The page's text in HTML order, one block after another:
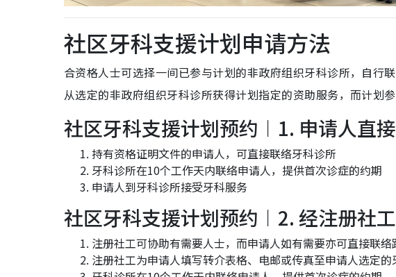
社区牙科支援计划申请方法
合资格人士可选择一间已参与计划的非政府组织牙科诊所，自行
从选定的非政府组织牙科诊所获得计划指定的资助服务，而计划
社区牙科支援计划预约︱1. 申请人直
持有资格证明文件的申请人，可直接联络牙科诊所
牙科诊所在10个工作天内联络申请人，提供首次诊症的约期
申请人到牙科诊所接受牙科服务
社区牙科支援计划预约︱2. 经注册社
注册社工可协助有需要人士，而申请人如有需要亦可直接联
注册社工为申请人填写转介表格、电邮或传真至申请人选定的